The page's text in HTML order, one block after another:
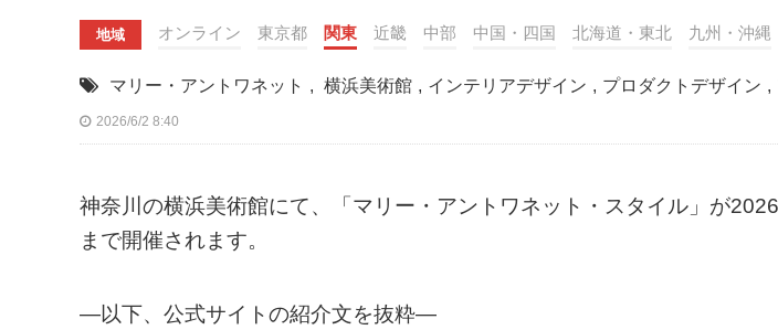
地域 オンライン 東京都 関東 近畿 中部 中国・四国 北海道・東北 九州・沖縄
マリー・アントワネット , 横浜美術館 , インテリアデザイン , プロダクトデザイン ,
2026/6/2 8:40
神奈川の横浜美術館にて、「マリー・アントワネット・スタイル」が
まで開催されます。
—以下、公式サイトの紹介文を抜粋—